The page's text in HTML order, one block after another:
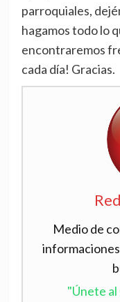
parroquiales,
hagamos todo lo
encontraremos
cada día! Gracias.
Medio de
"Únete